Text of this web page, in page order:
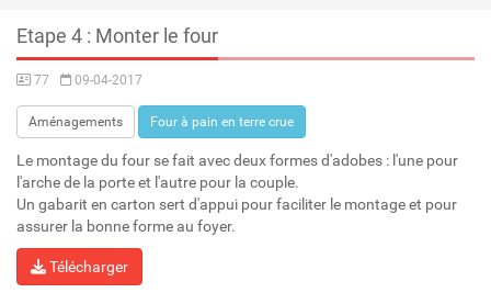
Etape 4 : Monter le four
77 09-04-2017
Aménagements Four à pain en terre crue
Le montage du four se fait avec deux formes d'adobes : l'une pour
l'arche de la porte et l'autre pour la couple.
Un gabarit en carton sert d'appui pour faciliter le montage et pour
assurer la bonne forme au foyer.
Télécharger